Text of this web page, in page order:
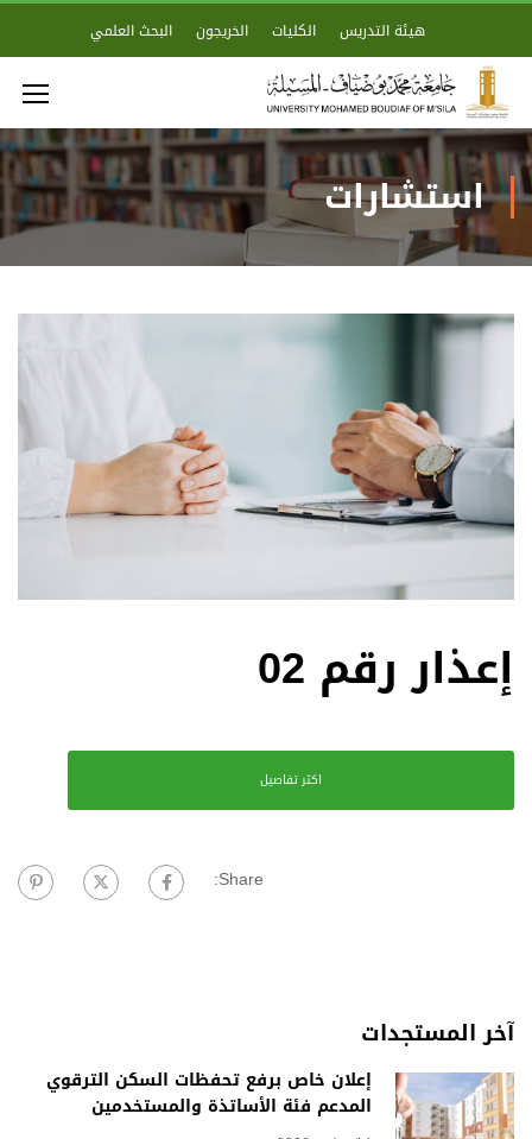
هيئة التدريس الكليات الخريجون البحث العلمي
استشارات
إعذار رقم 02
اكثر تفاصيل
Share:
آخر المستجدات
إعلان خاص برفع تحفظات السكن الترقوي
المدعم فئة الأساتذة والمستخدمين